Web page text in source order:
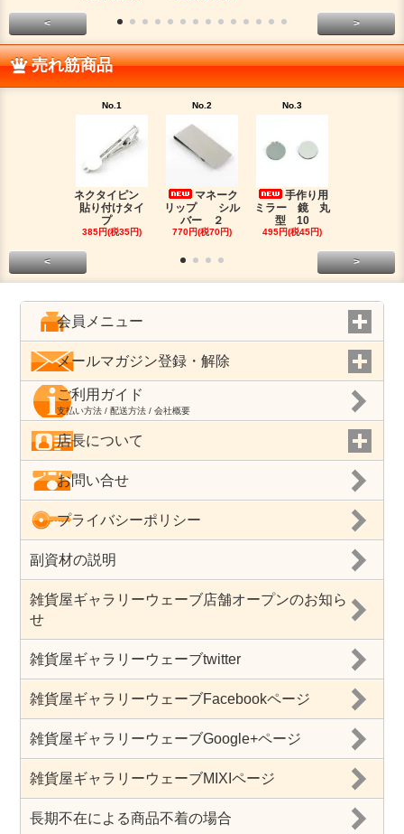
< >
売れ筋商品
No.1
ネクタイピン
貼り付けタイ
プ
385円(税35円)
No.2
マネーク
リップ シル
バー ２
770円(税70円)
No.3
手作り用
ミラー 鏡 丸
型 10
495円(税45円)
< >
会員メニュー
メールマガジン登録・解除
ご利用ガイド
支払い方法 / 配送方法 / 会社概要
店長について
お問い合せ
プライバシーポリシー
副資材の説明
雑貨屋ギャラリーウェーブ店舗オープンのお知ら
せ
雑貨屋ギャラリーウェーブtwitter
雑貨屋ギャラリーウェーブFacebookページ
雑貨屋ギャラリーウェーブGoogle+ページ
雑貨屋ギャラリーウェーブMIXIページ
長期不在による商品不着の場合